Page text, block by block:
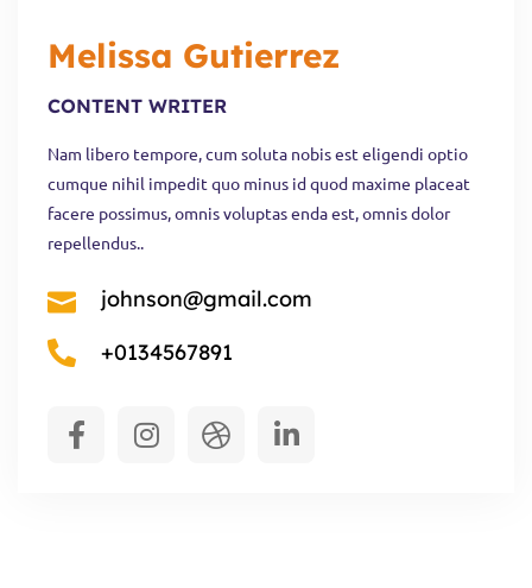
Melissa Gutierrez
CONTENT WRITER
Nam libero tempore, cum soluta nobis est eligendi optio
cumque nihil impedit quo minus id quod maxime placeat
facere possimus, omnis voluptas enda est, omnis dolor
repellendus..
johnson@gmail.com
+0134567891